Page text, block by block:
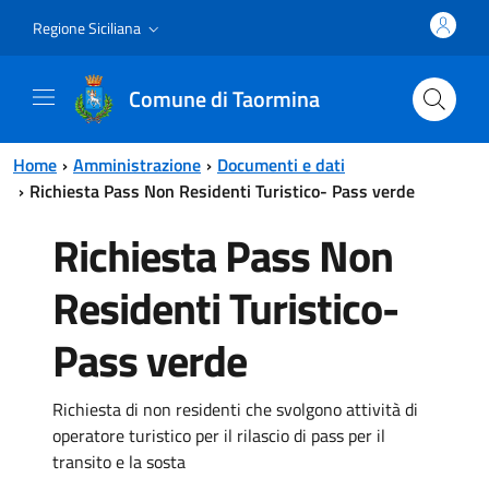
Regione Siciliana
Comune di Taormina
Home Amministrazione
Documenti e dati
Richiesta Pass Non Residenti Turistico- Pass verde
Richiesta Pass Non
Residenti Turistico-
Pass verde
Richiesta di non residenti che svolgono attività di
operatore turistico per il rilascio di pass per il
transito e la sosta